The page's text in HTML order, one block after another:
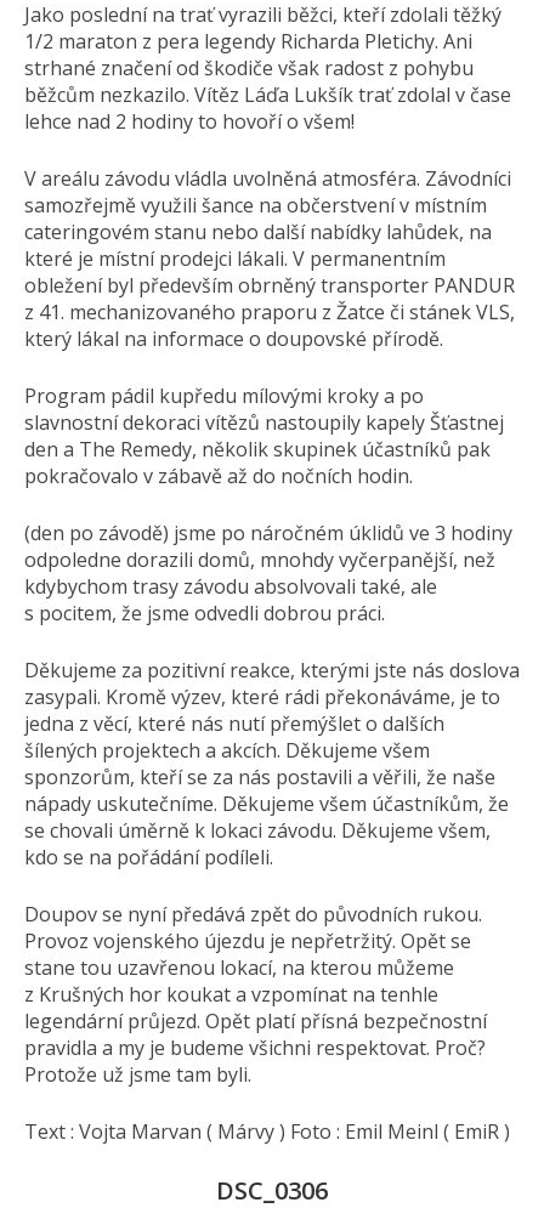
Jako poslední na trať vyrazili běžci, kteří zdolali těžký
1/2 maraton z pera legendy Richarda Pletichy. Ani
strhané značení od škodiče však radost z pohybu
běžcům nezkazilo. Vítěz Láďa Lukšík trať zdolal v čase
lehce nad 2 hodiny to hovoří o všem!
V areálu závodu vládla uvolněná atmosféra. Závodníci
samozřejmě využili šance na občerstvení v místním
cateringovém stanu nebo další nabídky lahůdek, na
které je místní prodejci lákali. V permanentním
obležení byl především obrněný transporter PANDUR
z 41. mechani­zovaného praporu z Žatce či stánek VLS,
který lákal na informace o doupovské přírodě.
Program pádil kupředu mílovými kroky a po
slavnostní dekoraci vítězů nastoupily kapely Šťastnej
den a The Remedy, několik skupinek účastníků pak
pokračovalo v zábavě až do nočních hodin.
(den po závodě) jsme po náročném úklidů ve 3 hodiny
odpoledne dorazili domů, mnohdy vyčerpanější, než
kdybychom trasy závodu absolvovali také, ale
s pocitem, že jsme odvedli dobrou práci.
Děkujeme za pozitivní reakce, kterými jste nás doslova
zasypali. Kromě výzev, které rádi překonáváme, je to
jedna z věcí, které nás nutí přemýšlet o dalších
šílených projektech a akcích. Děkujeme všem
sponzorům, kteří se za nás postavili a věřili, že naše
nápady uskutečníme. Děkujeme všem účastníkům, že
se chovali úměrně k lokaci závodu. Děkujeme všem,
kdo se na pořádání podíleli.
Doupov se nyní předává zpět do původních rukou.
Provoz vojenského újezdu je nepřetržitý. Opět se
stane tou uzavřenou lokací, na kterou můžeme
z Krušných hor koukat a vzpomínat na tenhle
legendární průjezd. Opět platí přísná bezpečnostní
pravidla a my je budeme všichni respektovat. Proč?
Protože už jsme tam byli.
Text : Vojta Marvan ( Márvy ) Foto : Emil Meinl ( EmiR )
DSC_0306